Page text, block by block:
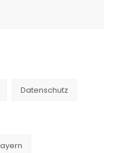
Datenschutz